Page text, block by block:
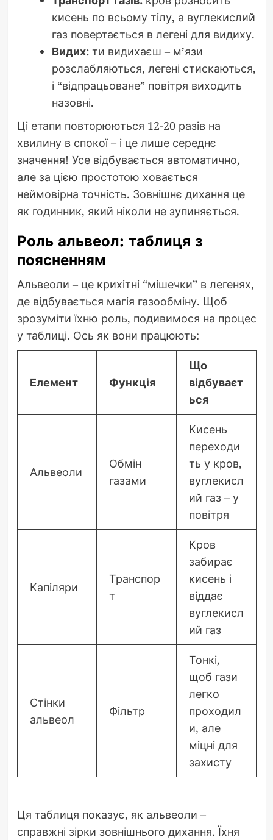
кисень по всьому тілу, а вуглекислий
газ повертається в легені для видиху.
Видих:ти видихаєш – м’язи
розслабляються, легені стискаються,
і “відпрацьоване” повітря виходить
назовні.
Ці етапи повторюються 12-20 разів на
хвилину в спокої – і це лише середнє
значення! Усе відбувається автоматично,
але за цією простотою ховається
неймовірна точність. Зовнішнє дихання це
як годинник, який ніколи не зупиняється.
Роль альвеол: таблиця з
поясненням
Альвеоли – це крихітні “мішечки” в легенях,
де відбувається магія газообміну. Щоб
зрозуміти їхню роль, подивимося на процес
у таблиці. Ось як вони працюють:
Елемент Функція
Що
відбуваєт
ься
Альвеоли
Обмін
газами
Кисень
переходи
ть у кров,
вуглекисл
ий газ – у
повітря
Капіляри
Транспор
т
Кров
забирає
кисень і
віддає
вуглекисл
ий газ
Стінки
альвеол
Фільтр
Тонкі,
щоб гази
легко
проходил
и, але
міцні для
захисту
Ця таблиця показує, як альвеоли –
справжні зірки зовнішнього дихання. Їхня